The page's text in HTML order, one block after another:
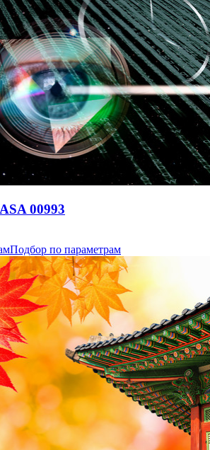
00993
Подбор по параметрам